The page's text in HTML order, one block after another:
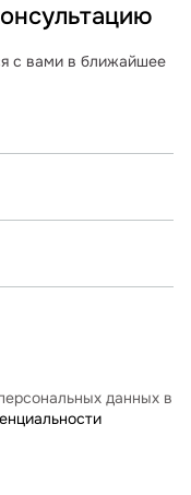
с вами в ближайшее
данных в